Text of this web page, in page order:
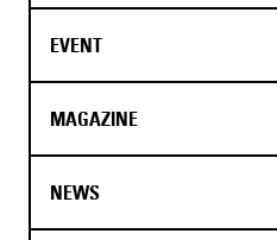
EVENT
MAGAZINE
NEWS